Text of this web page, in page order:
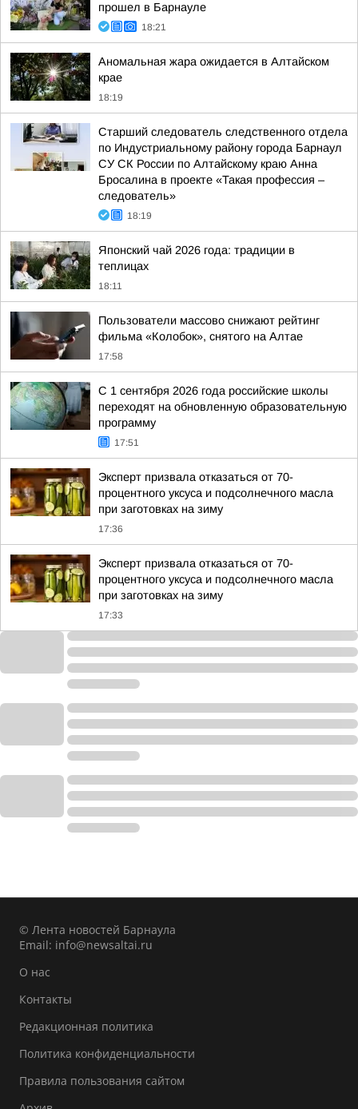
прошел в Барнауле
18:21
Аномальная жара ожидается в Алтайском
крае
18:19
Старший следователь следственного отдела
по Индустриальному району города Барнаул
СУ СК России по Алтайскому краю Анна
Бросалина в проекте «Такая профессия –
следователь»
18:19
Японский чай 2026 года: традиции в
теплицах
18:11
Пользователи массово снижают рейтинг
фильма «Колобок», снятого на Алтае
17:58
С 1 сентября 2026 года российские школы
переходят на обновленную образовательную
программу
17:51
Эксперт призвала отказаться от 70-
процентного уксуса и подсолнечного масла
при заготовках на зиму
17:36
Эксперт призвала отказаться от 70-
процентного уксуса и подсолнечного масла
при заготовках на зиму
17:33
© Лента новостей Барнаула
Email: info@newsaltai.ru
О нас
Контакты
Редакционная политика
Политика конфиденциальности
Правила пользования сайтом